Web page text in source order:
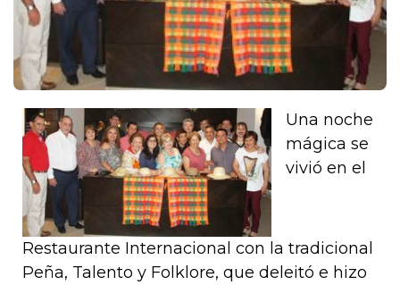
Una noche
mágica se
vivió en el
Restaurante Internacional con la tradicional
Peña, Talento y Folklore, que deleitó e hizo